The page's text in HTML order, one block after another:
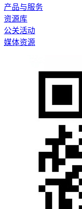
产品与服务
资源库
公关活动
媒体资源